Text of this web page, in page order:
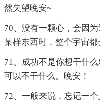
然失望晚安~
70、没有一颗心，会因
某样东西时，整个宇宙都
71、成功不是你想干什
可以不干什么。晚安！
72、一般来说，忘记一